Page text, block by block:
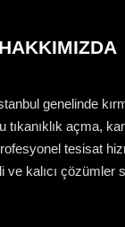
HAKKIMIZDA
genelinde
tıkanıklık açma,
tesisat
ve kalıcı çözümler